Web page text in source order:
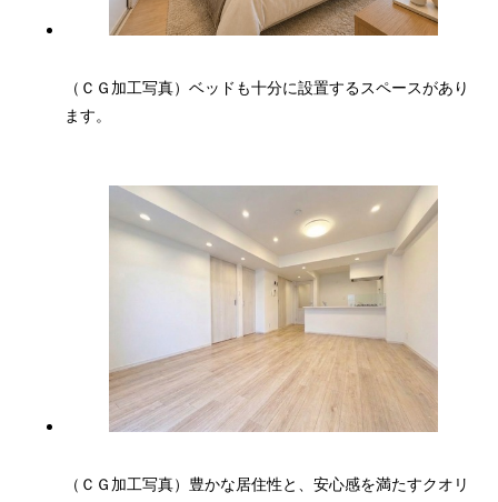
（ＣＧ加工写真）ベッドも十分に設置するスペースがあり
ます。
（ＣＧ加工写真）豊かな居住性と、安心感を満たすクオリ